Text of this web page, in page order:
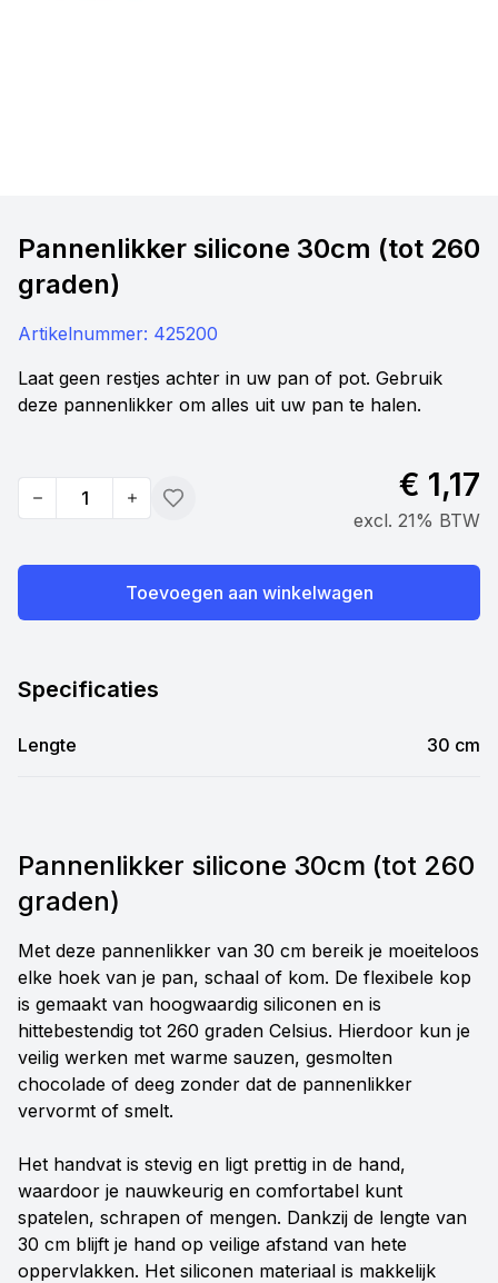
Pannenlikker silicone 30cm (tot 260
graden)
Artikelnummer: 425200
Laat geen restjes achter in uw pan of pot. Gebruik
deze pannenlikker om alles uit uw pan te halen.
Quantity Toevoegen
€ 1,17
excl. 21% BTW
Toevoegen aan winkelwagen
Specificaties
Lengte 30 cm
Pannenlikker silicone 30cm (tot 260
graden)
Met deze pannenlikker van 30 cm bereik je moeiteloos
elke hoek van je pan, schaal of kom. De flexibele kop
is gemaakt van hoogwaardig siliconen en is
hittebestendig tot 260 graden Celsius. Hierdoor kun je
veilig werken met warme sauzen, gesmolten
chocolade of deeg zonder dat de pannenlikker
vervormt of smelt.
Het handvat is stevig en ligt prettig in de hand,
waardoor je nauwkeurig en comfortabel kunt
spatelen, schrapen of mengen. Dankzij de lengte van
30 cm blijft je hand op veilige afstand van hete
oppervlakken. Het siliconen materiaal is makkelijk